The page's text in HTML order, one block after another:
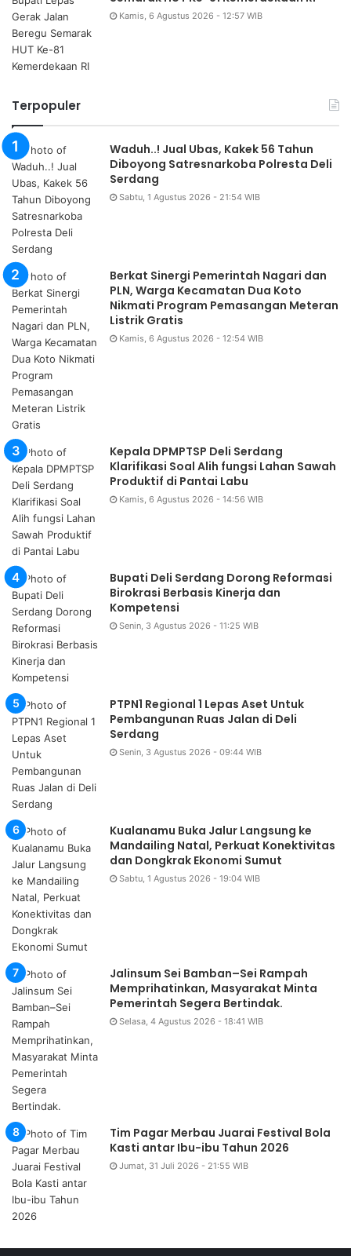
Kamis, 6 Agustus 2026 - 12:57 WIB
Terpopuler
Waduh..! Jual Ubas, Kakek 56 Tahun
Diboyong Satresnarkoba Polresta Deli
Serdang
Sabtu, 1 Agustus 2026 - 21:54 WIB
Berkat Sinergi Pemerintah Nagari dan
PLN, Warga Kecamatan Dua Koto
Nikmati Program Pemasangan Meteran
Listrik Gratis
Kamis, 6 Agustus 2026 - 12:54 WIB
Kepala DPMPTSP Deli Serdang
Klarifikasi Soal Alih fungsi Lahan Sawah
Produktif di Pantai Labu
Kamis, 6 Agustus 2026 - 14:56 WIB
Bupati Deli Serdang Dorong Reformasi
Birokrasi Berbasis Kinerja dan
Kompetensi
Senin, 3 Agustus 2026 - 11:25 WIB
PTPN1 Regional 1 Lepas Aset Untuk
Pembangunan Ruas Jalan di Deli
Serdang
Senin, 3 Agustus 2026 - 09:44 WIB
Kualanamu Buka Jalur Langsung ke
Mandailing Natal, Perkuat Konektivitas
dan Dongkrak Ekonomi Sumut
Sabtu, 1 Agustus 2026 - 19:04 WIB
Jalinsum Sei Bamban–Sei Rampah
Memprihatinkan, Masyarakat Minta
Pemerintah Segera Bertindak.
Selasa, 4 Agustus 2026 - 18:41 WIB
Tim Pagar Merbau Juarai Festival Bola
Kasti antar Ibu-ibu Tahun 2026
Jumat, 31 Juli 2026 - 21:55 WIB